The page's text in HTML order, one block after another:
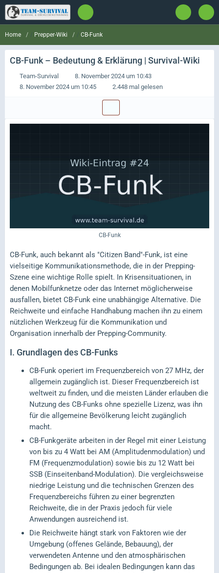
Home Prepper-Wiki CB-Funk
CB-Funk – Bedeutung & Erklärung | Survival-Wiki
Team-Survival
8. November 2024 um 10:43
8. November 2024 um 10:45
2.448 mal gelesen
CB-Funk
CB-Funk, auch bekannt als "Citizen Band"-Funk, ist eine
vielseitige Kommunikationsmethode, die in der Prepping-
Szene eine wichtige Rolle spielt. In Krisensituationen, in
denen Mobilfunknetze oder das Internet möglicherweise
ausfallen, bietet CB-Funk eine unabhängige Alternative. Die
Reichweite und einfache Handhabung machen ihn zu einem
nützlichen Werkzeug für die Kommunikation und
Organisation innerhalb der Prepping-Community.
I. Grundlagen des CB-Funks
CB-Funk operiert im Frequenzbereich von 27 MHz, der
allgemein zugänglich ist. Dieser Frequenzbereich ist
weltweit zu finden, und die meisten Länder erlauben die
Nutzung des CB-Funks ohne spezielle Lizenz, was ihn
für die allgemeine Bevölkerung leicht zugänglich
macht.
CB-Funkgeräte arbeiten in der Regel mit einer Leistung
von bis zu 4 Watt bei AM (Amplitudenmodulation) und
FM (Frequenzmodulation) sowie bis zu 12 Watt bei
SSB (Einseitenband-Modulation). Die vergleichsweise
niedrige Leistung und die technischen Grenzen des
Frequenzbereichs führen zu einer begrenzten
Reichweite, die in der Praxis jedoch für viele
Anwendungen ausreichend ist.
Die Reichweite hängt stark von Faktoren wie der
Umgebung (offenes Gelände, Bebauung), der
verwendeten Antenne und den atmosphärischen
Bedingungen ab. Bei idealen Bedingungen kann das